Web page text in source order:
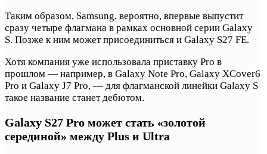
Таким образом, Samsung, вероятно, впервые выпустит
сразу четыре флагмана в рамках основной серии Galaxy
S. Позже к ним может присоединиться и Galaxy S27 FE.
Хотя компания уже использовала приставку Pro в
прошлом — например, в Galaxy Note Pro, Galaxy XCover6
Pro и Galaxy J7 Pro, — для флагманской линейки Galaxy S
такое название станет дебютом.
Galaxy S27 Pro может стать «золотой
серединой» между Plus и Ultra